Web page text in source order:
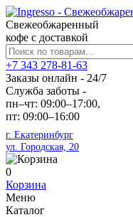
Свежеобжаренный
кофе с доставкой
Искать:
+7 343 278-81-63
Заказы онлайн - 24/7
Служба заботы -
пн–чт: 09:00–17:00,
пт: 09:00–16:00
г. Екатеринбург
ул. Городская, 20
0
Корзина
Меню
Каталог